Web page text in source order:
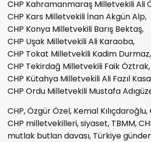
CHP Kahramanmaraş Milletvekili Ali
CHP Kars Milletvekili İnan Akgün Alp,
CHP Konya Milletvekili Barış Bektaş,
CHP Uşak Milletvekili Ali Karaoba,
CHP Tokat Milletvekili Kadim Durmaz,
CHP Tekirdağ Milletvekili Faik Öztrak,
CHP Kütahya Milletvekili Ali Fazıl
CHP Ordu Milletvekili Mustafa
CHP, Özgür Özel, Kemal Kılıçdaroğlu,
CHP milletvekilleri, siyaset, TBMM,
mutlak butlan davası, Türkiye